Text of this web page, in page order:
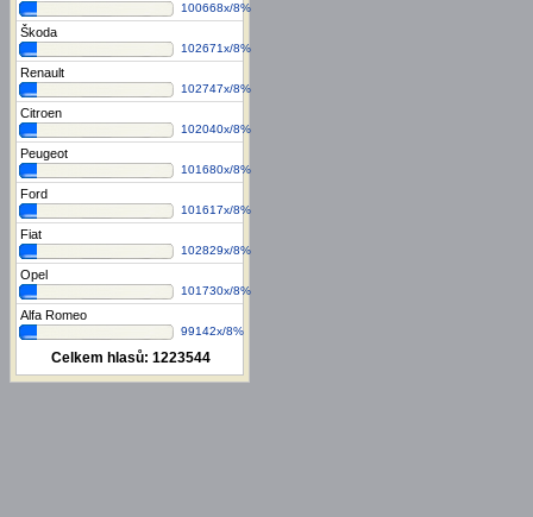
100668x/8%
Škoda
102671x/8%
Renault
102747x/8%
Citroen
102040x/8%
Peugeot
101680x/8%
Ford
101617x/8%
Fiat
102829x/8%
Opel
101730x/8%
Alfa Romeo
99142x/8%
Celkem hlasů: 1223544